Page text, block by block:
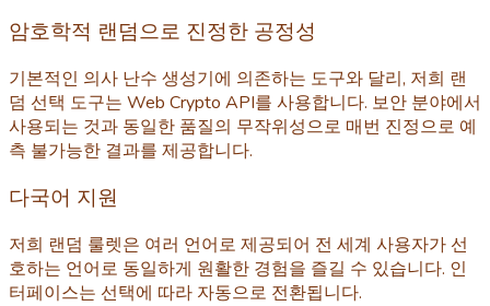
암호학적 랜덤으로 진정한 공정성
기본적인 의사 난수 생성기에 의존하는 도구와 달리, 저희 랜
덤 선택 도구는 Web Crypto API를 사용합니다. 보안 분야에서
사용되는 것과 동일한 품질의 무작위성으로 매번 진정으로 예
측 불가능한 결과를 제공합니다.
다국어 지원
저희 랜덤 룰렛은 여러 언어로 제공되어 전 세계 사용자가 선
호하는 언어로 동일하게 원활한 경험을 즐길 수 있습니다. 인
터페이스는 선택에 따라 자동으로 전환됩니다.